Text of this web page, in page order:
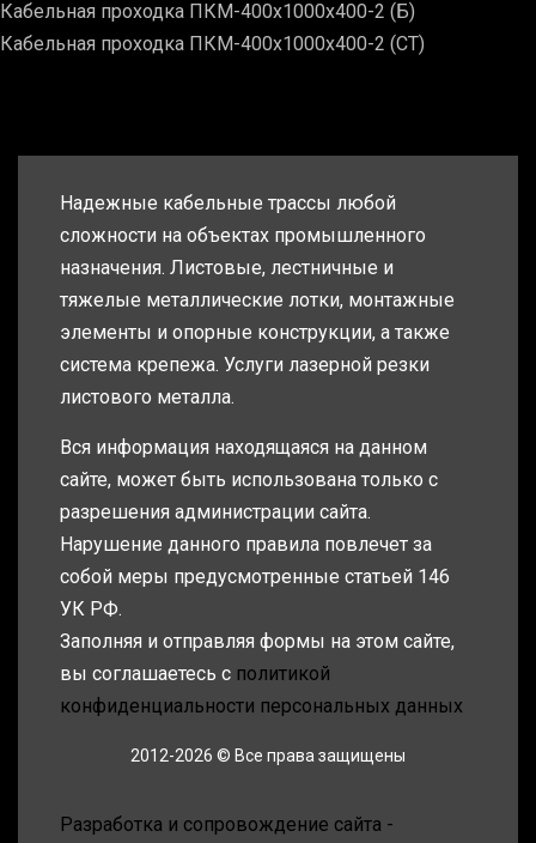
Кабельная проходка ПКМ-400х1000х400-2 (Б)
Кабельная проходка ПКМ-400х1000х400-2 (СТ)
Надежные кабельные трассы любой
сложности на объектах промышленного
назначения. Листовые, лестничные и
тяжелые металлические лотки, монтажные
элементы и опорные конструкции, а также
система крепежа. Услуги лазерной резки
листового металла.
Вся информация находящаяся на данном
сайте, может быть использована только с
разрешения администрации сайта.
Нарушение данного правила повлечет за
собой меры предусмотренные статьей 146
УК РФ.
Заполняя и отправляя формы на этом сайте,
вы соглашаетесь с политикой
конфиденциальности персональных данных
2012-2026 © Все права защищены
Разработка и сопровождение сайта -